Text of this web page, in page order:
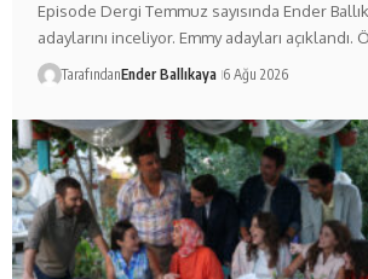
Episode Dergi Temmuz sayısında Ender
adaylarını inceliyor. Emmy adayları
TarafındanEnder Ballıkaya 6 Ağu 2026